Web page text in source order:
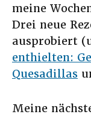
meine
Drei neue
ausprobiert
enthielten:
Quesadillas
Meine